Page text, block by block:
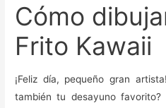
Cómo
Frito Kawaii
¡Feliz día, pequeño gran
también tu desayuno